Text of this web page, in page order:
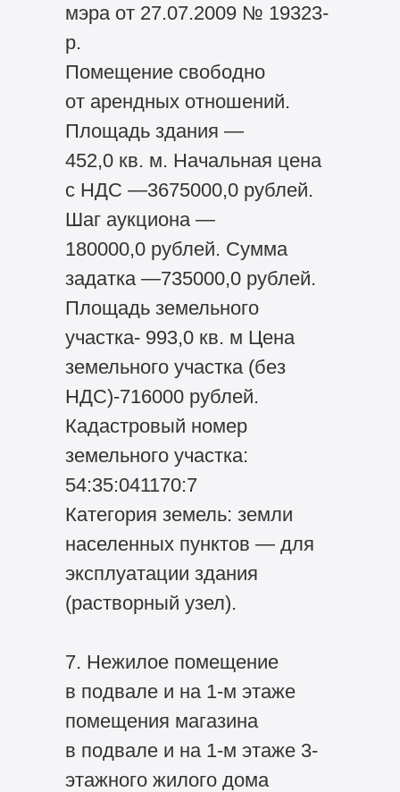
мэра от 27.07.2009 № 19323-
р.
Помещение свободно
от арендных отношений.
Площадь здания —
452,0 кв. м. Начальная цена
с НДС —3675000,0 рублей.
Шаг аукциона —
180000,0 рублей. Сумма
задатка —735000,0 рублей.
Площадь земельного
участка- 993,0 кв. м Цена
земельного участка (без
НДС)-716000 рублей.
Кадастровый номер
земельного участка:
54:35:041170:7
Категория земель: земли
населенных пунктов — для
эксплуатации здания
(растворный узел).
7. Нежилое помещение
в подвале и на 1-м этаже
помещения магазина
в подвале и на 1-м этаже 3-
этажного жилого дома